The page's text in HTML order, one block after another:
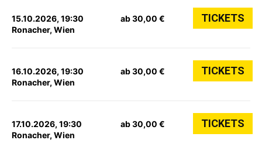
15.10.2026, 19:30
Ronacher, Wien
ab 30,00 € TICKETS
16.10.2026, 19:30
Ronacher, Wien
ab 30,00 € TICKETS
17.10.2026, 19:30
Ronacher, Wien
ab 30,00 € TICKETS